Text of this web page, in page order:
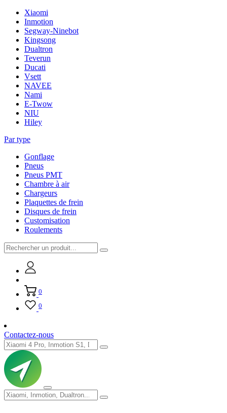
Xiaomi
Inmotion
Segway-Ninebot
Kingsong
Dualtron
Teverun
Ducati
Vsett
NAVEE
Nami
E-Twow
NIU
Hiley
Par type
Gonflage
Pneus
Pneus PMT
Chambre à air
Chargeurs
Plaquettes de frein
Disques de frein
Customisation
Roulements
0
0
Contactez-nous